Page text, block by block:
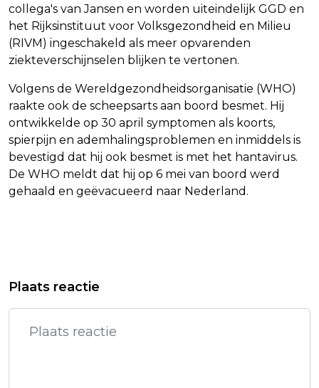
collega's van Jansen en worden uiteindelijk GGD en
het Rijksinstituut voor Volksgezondheid en Milieu
(RIVM) ingeschakeld als meer opvarenden
ziekteverschijnselen blijken te vertonen.
Volgens de Wereldgezondheidsorganisatie (WHO)
raakte ook de scheepsarts aan boord besmet. Hij
ontwikkelde op 30 april symptomen als koorts,
spierpijn en ademhalingsproblemen en inmiddels is
bevestigd dat hij ook besmet is met het hantavirus.
De WHO meldt dat hij op 6 mei van boord werd
gehaald en geëvacueerd naar Nederland.
HEROPEND REGERINGSGEBOUW IN
VERENIGING SCHEEPSARTSEN:
SNELLER MONDKAPJES OP AAN
BOORD
Plaats reactie